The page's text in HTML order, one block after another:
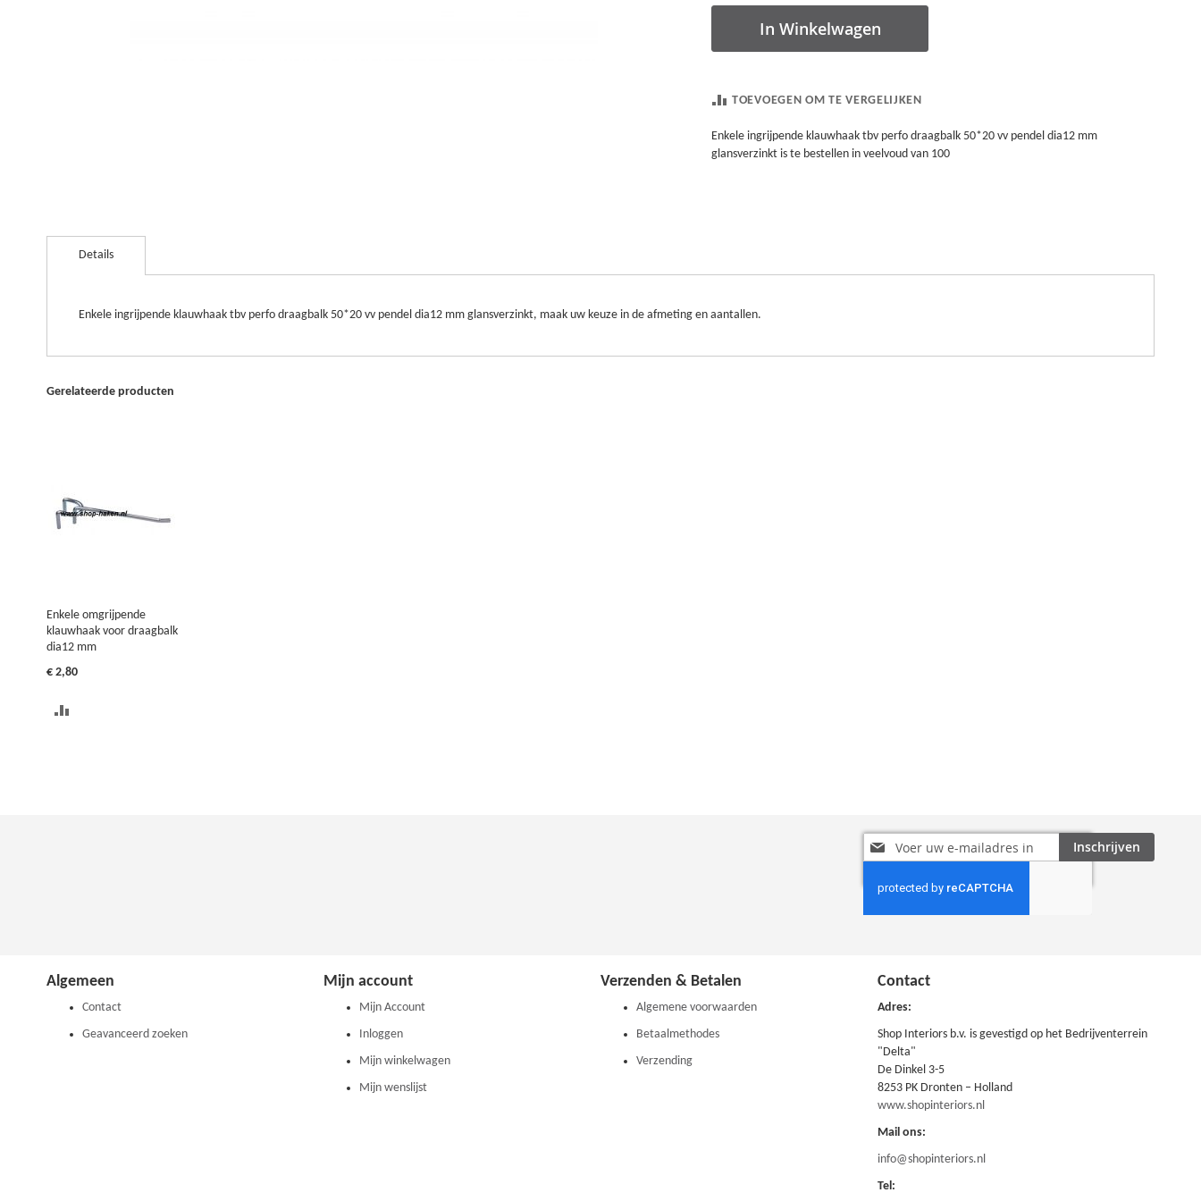
naar
In Winkelwagen
TOEVOEGEN OM TE VERGELIJKEN
Enkele ingrijpende klauwhaak tbv perfo draagbalk 50*20 vv pendel dia12 mm
glansverzinkt is te bestellen in veelvoud van 100
Details
Enkele ingrijpende klauwhaak tbv perfo draagbalk 50*20 vv pendel dia12 mm glansverzinkt, maak uw keuze in de afmeting en aantallen.
Gerelateerde producten
Enkele omgrijpende
klauwhaak voor draagbalk
dia12 mm
€ 2,80
Abonneer
u
onze
nieuwsbrief
Inschrijven
Algemeen
Contact
Geavanceerd zoeken
Mijn account
Mijn Account
Inloggen
Mijn winkelwagen
Mijn wenslijst
Verzenden & Betalen
Algemene voorwaarden
Betaalmethodes
Verzending
Contact
Adres:
Shop Interiors b.v. is gevestigd op het Bedrijventerrein
"Delta"
De Dinkel 3-5
8253 PK Dronten – Holland
www.shopinteriors.nl
Mail ons:
info@shopinteriors.nl
Tel: